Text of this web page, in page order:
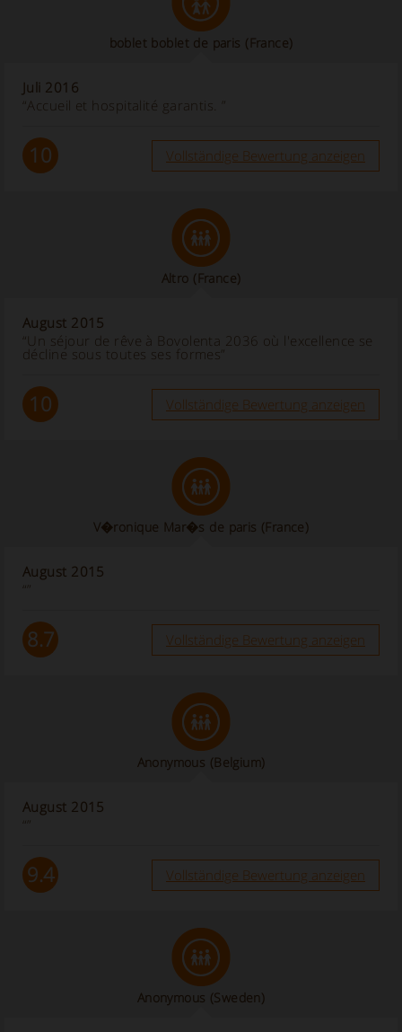
boblet boblet de paris (France)
Juli 2016
“Accueil et hospitalité garantis. ”
10 Vollständige Bewertung anzeigen
Altro (France)
August 2015
“Un séjour de rêve à Bovolenta 2036 où l'excellence se
décline sous toutes ses formes”
10 Vollständige Bewertung anzeigen
V�ronique Mar�s de paris (France)
August 2015
“”
8.7 Vollständige Bewertung anzeigen
Anonymous (Belgium)
August 2015
“”
9.4 Vollständige Bewertung anzeigen
Anonymous (Sweden)